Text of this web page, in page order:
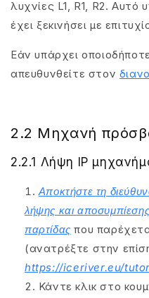
λυχνίες L1, R1, R2. Αυτό
έχει ξεκινήσει με
Εάν υπάρχει
απευθυνθείτε στον
2.2 Μηχανή
2.2.1 Λήψη IP
Αποκτήστε τη
λήψης και
παρτίδας που
(ανατρέξτε στην
https://iceriver.eu/
Κάντε κλικ στο